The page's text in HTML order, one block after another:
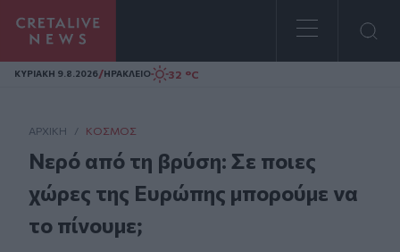
Homepage
ΚΥΡΙΑΚΗ 9.8.2026/ΗΡΑΚΛΕΙΟ 32 °C
ΑΡΧΙΚΗ / ΚΌΣΜΟΣ
Νερό από τη βρύση: Σε ποιες
χώρες της Ευρώπης μπορούμε να
το πίνουμε;